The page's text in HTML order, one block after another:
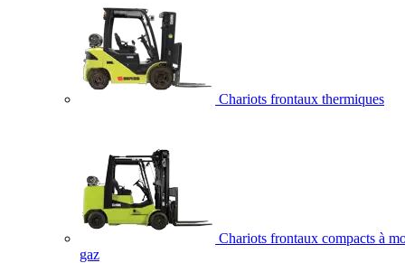
Chariots frontaux thermiques
Chariots frontaux compacts à
gaz